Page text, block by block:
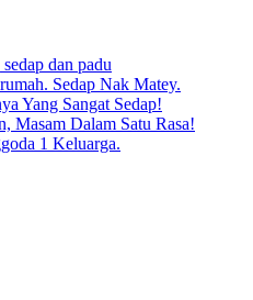
dan padu
Sedap Nak Matey.
Yang Sangat Sedap!
Masam Dalam Satu Rasa!
1 Keluarga.